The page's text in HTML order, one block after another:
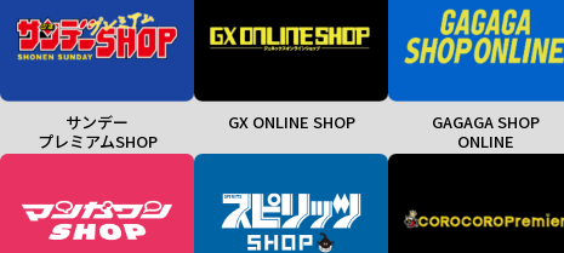
サンデー
プレミアムSHOP
GX ONLINE SHOP
GAGAGA SHOP
ONLINE